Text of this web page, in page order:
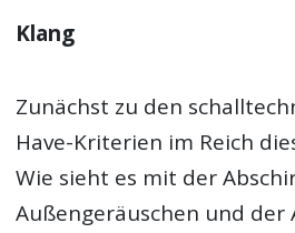
Klang
Zunächst zu den
Have-Kriterien im Reich
Wie sieht es mit der
Außengeräuschen und der